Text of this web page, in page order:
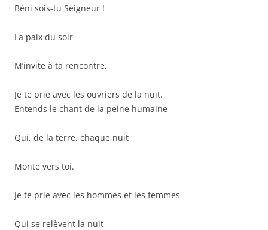
Béni sois-tu Seigneur !
La paix du soir
M’invite à ta rencontre.
Je te prie avec les ouvriers de la nuit.
Entends le chant de la peine humaine
Qui, de la terre, chaque nuit
Monte vers toi.
Je te prie avec les hommes et les femmes
Qui se relèvent la nuit